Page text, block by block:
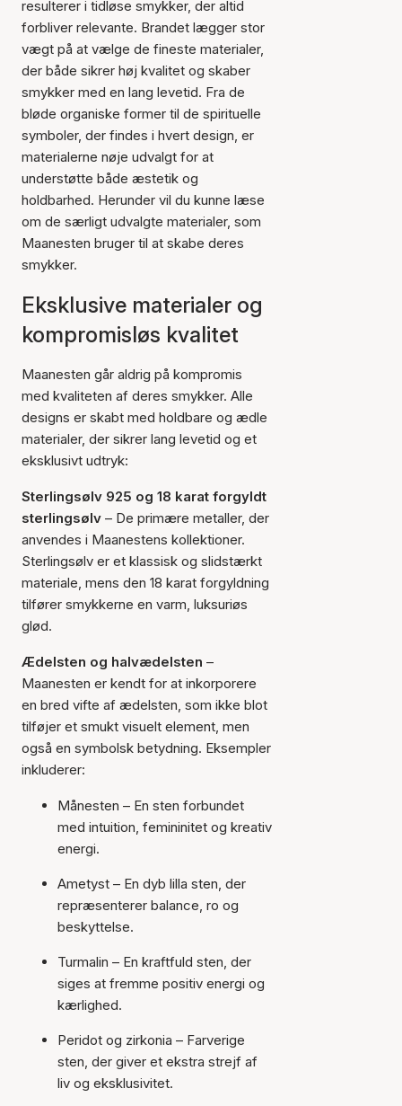
resulterer i tidløse smykker, der altid
forbliver relevante. Brandet lægger stor
vægt på at vælge de fineste materialer,
der både sikrer høj kvalitet og skaber
smykker med en lang levetid. Fra de
bløde organiske former til de spirituelle
symboler, der findes i hvert design, er
materialerne nøje udvalgt for at
understøtte både æstetik og
holdbarhed. Herunder vil du kunne læse
om de særligt udvalgte materialer, som
Maanesten bruger til at skabe deres
smykker.
Eksklusive materialer og
kompromisløs kvalitet
Maanesten går aldrig på kompromis
med kvaliteten af deres smykker. Alle
designs er skabt med holdbare og ædle
materialer, der sikrer lang levetid og et
eksklusivt udtryk:
Sterlingsølv 925 og 18 karat forgyldt
sterlingsølv – De primære metaller, der
anvendes i Maanestens kollektioner.
Sterlingsølv er et klassisk og slidstærkt
materiale, mens den 18 karat forgyldning
tilfører smykkerne en varm, luksuriøs
glød.
Ædelsten og halvædelsten –
Maanesten er kendt for at inkorporere
en bred vifte af ædelsten, som ikke blot
tilføjer et smukt visuelt element, men
også en symbolsk betydning. Eksempler
inkluderer:
Månesten – En sten forbundet
med intuition, femininitet og kreativ
energi.
Ametyst – En dyb lilla sten, der
repræsenterer balance, ro og
beskyttelse.
Turmalin – En kraftfuld sten, der
siges at fremme positiv energi og
kærlighed.
Peridot og zirkonia – Farverige
sten, der giver et ekstra strejf af
liv og eksklusivitet.